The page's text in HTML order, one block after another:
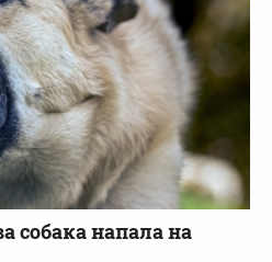
собака напала на